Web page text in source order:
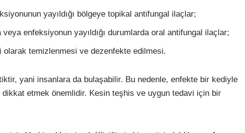
yayıldığı bölgeye topikal antifungal ilaçlar;
enfeksiyonun yayıldığı durumlarda oral antifungal ilaçlar;
olarak temizlenmesi ve dezenfekte edilmesi.
yani insanlara da bulaşabilir. Bu nedenle, enfekte bir kediyle
etmek önemlidir. Kesin teşhis ve uygun tedavi için bir